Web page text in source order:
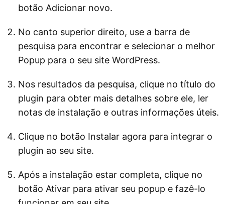
botão Adicionar novo.
No canto superior direito, use a barra de
pesquisa para encontrar e selecionar o melhor
Popup para o seu site WordPress.
Nos resultados da pesquisa, clique no título do
plugin para obter mais detalhes sobre ele, ler
notas de instalação e outras informações úteis.
Clique no botão Instalar agora para integrar o
plugin ao seu site.
Após a instalação estar completa, clique no
botão Ativar para ativar seu popup e fazê-lo